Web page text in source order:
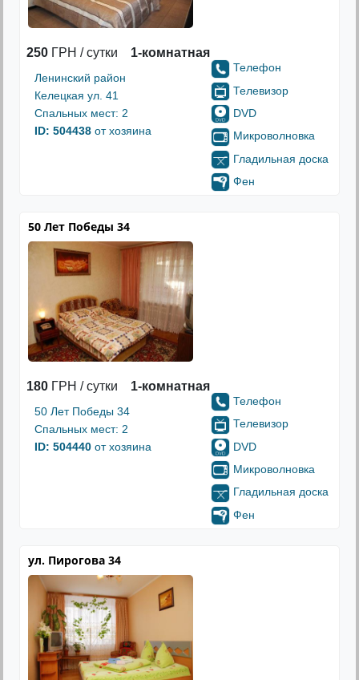
250 ГРН / сутки 1-комнатная
Ленинский район
Келецкая ул. 41
Спальных мест: 2
ID: 504438 от хозяина
Телефон
Телевизор
DVD
Микроволновка
Гладильная доска
Фен
50 Лет Победы 34
180 ГРН / сутки 1-комнатная
50 Лет Победы 34
Спальных мест: 2
ID: 504440 от хозяина
Телефон
Телевизор
DVD
Микроволновка
Гладильная доска
Фен
ул. Пирогова 34